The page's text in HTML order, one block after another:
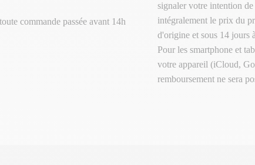
commande passée avant 14h
signaler votre intention
intégralement le prix du
d'origine et sous 14 jours
Pour les smartphone et
votre appareil (iCloud,
remboursement ne sera